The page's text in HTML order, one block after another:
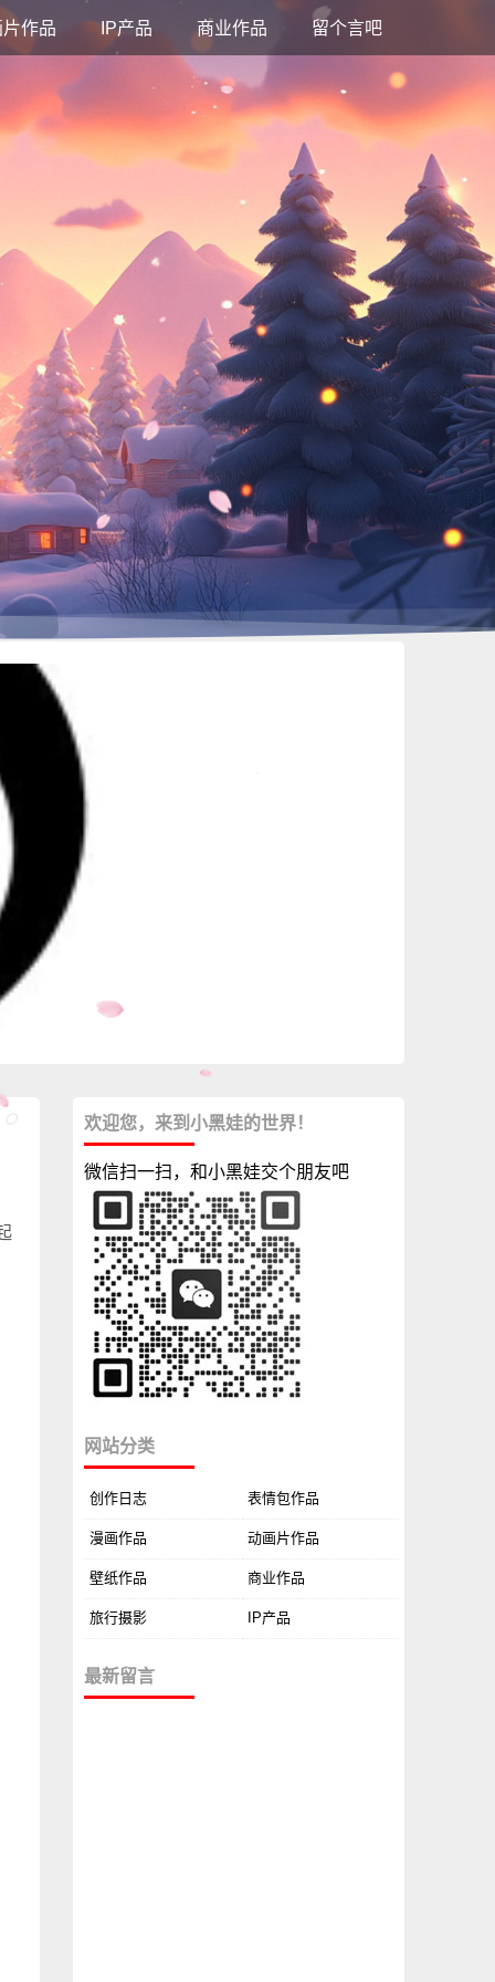
作品 IP产品 商业作品 留个言吧
欢迎您，来到小黑娃的世界！
微信扫一扫，和小黑娃交个朋友吧
网站分类
创作日志 表情包作品
漫画作品 动画片作品
壁纸作品 商业作品
旅行摄影 IP产品
最新留言